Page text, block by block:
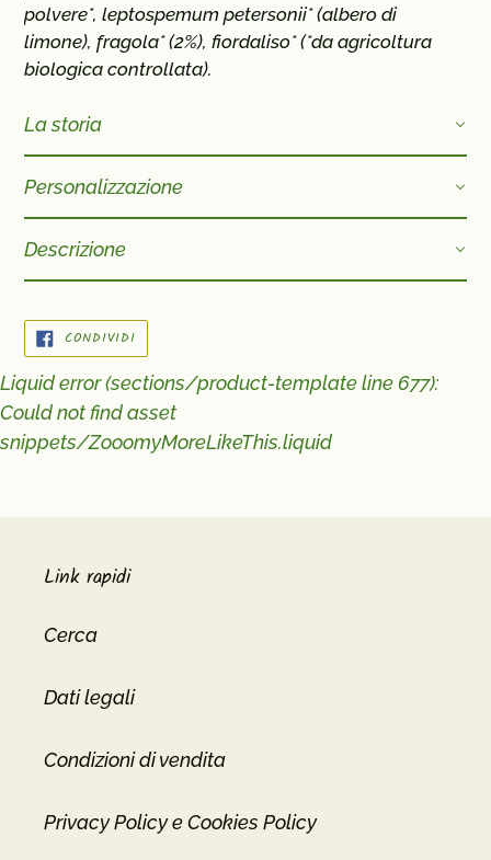
polvere*, leptospemum petersonii* (albero di
limone), fragola* (2%), fiordaliso*(*da agricoltura
biologica controllata).
La storia
Personalizzazione
Descrizione
CONDIVIDICONDIVIDI
FACEBOOK
Liquid error (sections/product-template line 677):
Could not find asset
snippets/ZooomyMoreLikeThis.liquid
Link rapidi
Cerca
Dati legali
Condizioni di vendita
Privacy Policy e Cookies Policy